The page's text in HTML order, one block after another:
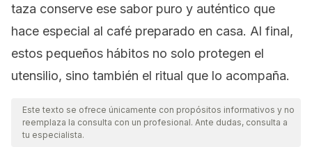
taza conserve ese sabor puro y auténtico que
hace especial al café preparado en casa. Al final,
estos pequeños hábitos no solo protegen el
utensilio, sino también el ritual que lo acompaña.
Este texto se ofrece únicamente con propósitos informativos y no
reemplaza la consulta con un profesional. Ante dudas, consulta a
tu especialista.